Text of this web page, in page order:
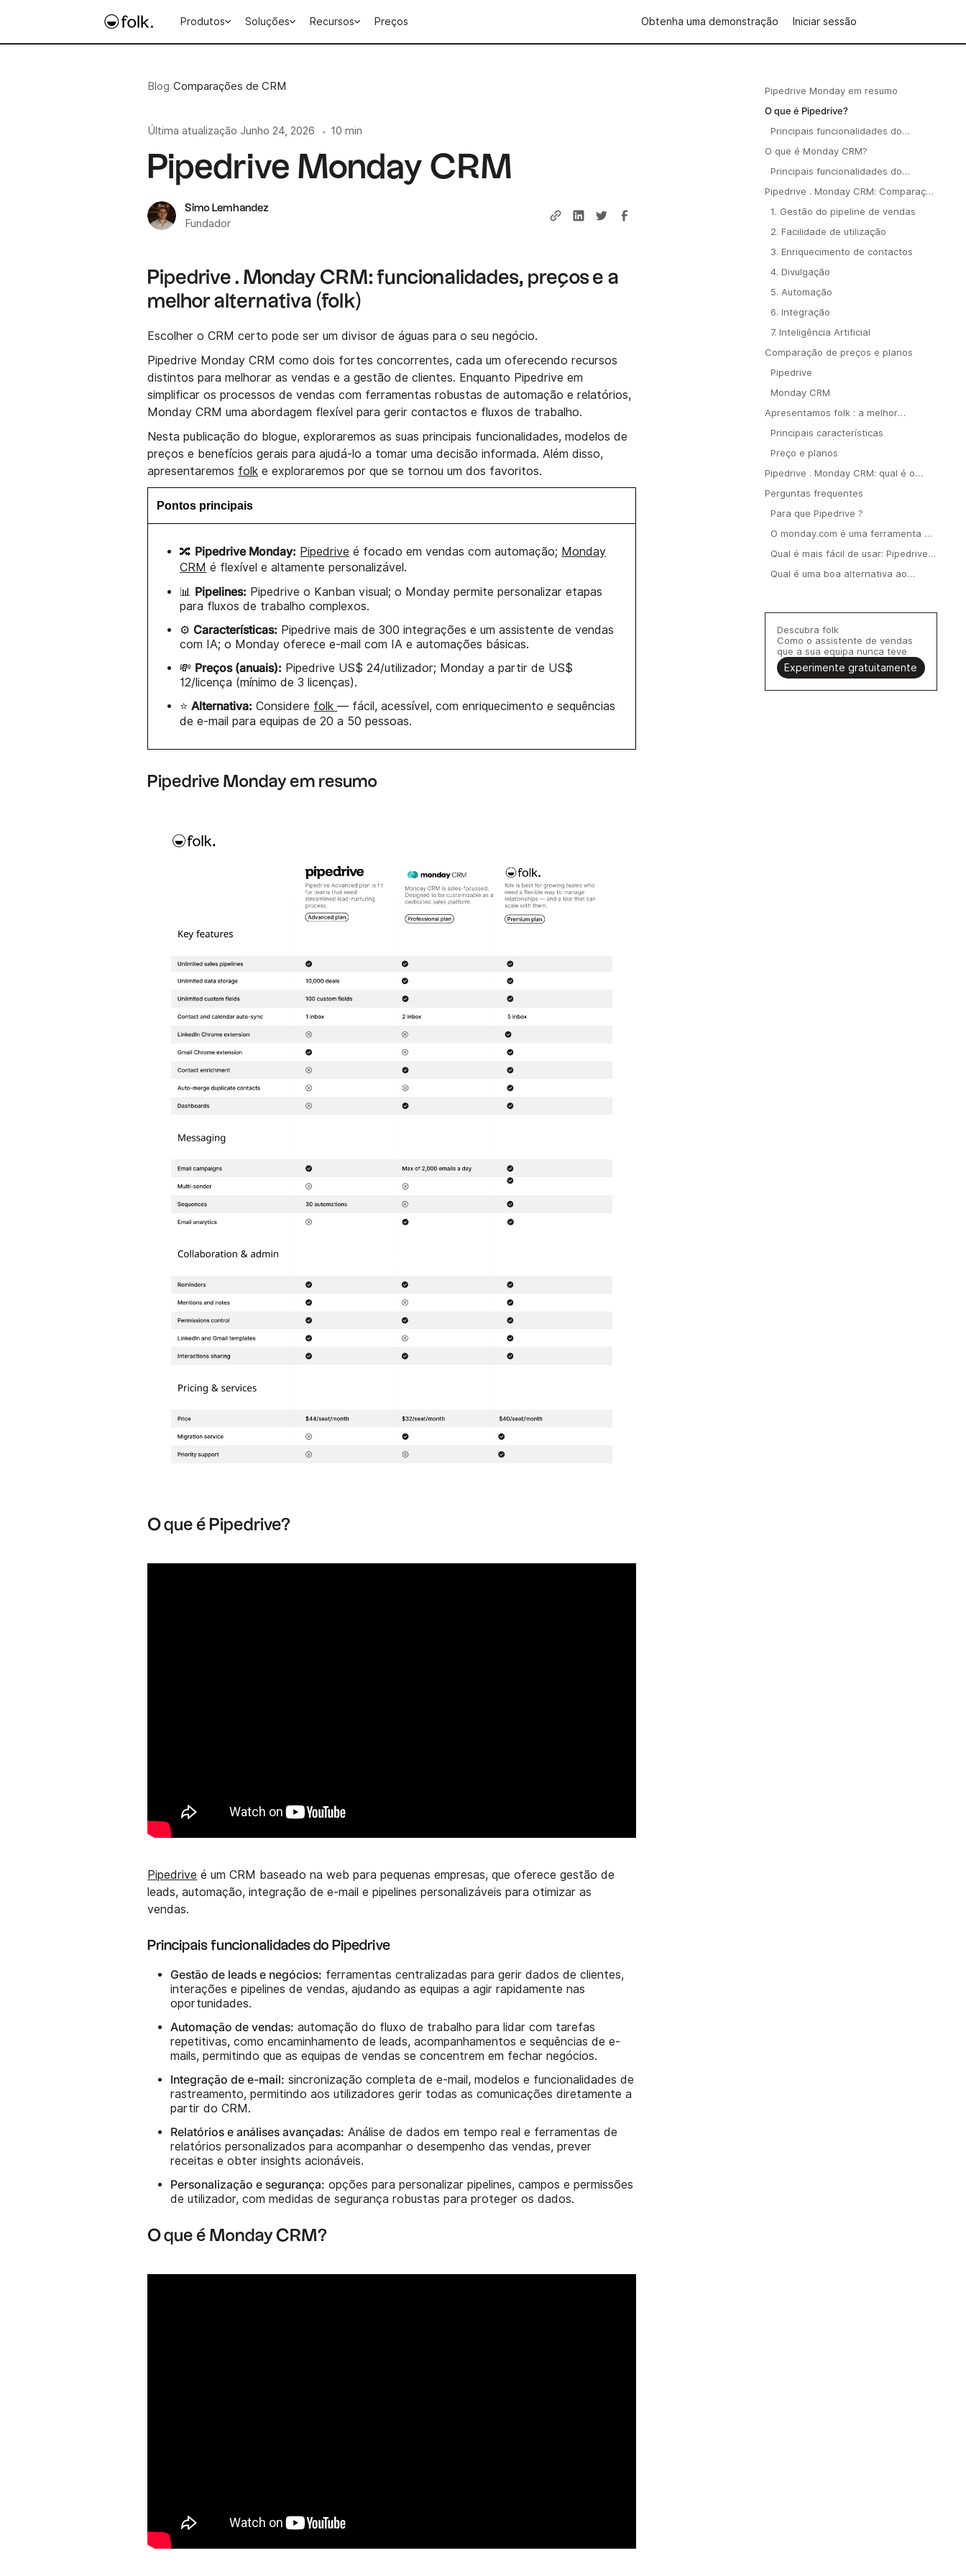
Produtos Soluções Recursos Preços Obtenha uma demonstração Iniciar sessão
Blog/Comparações de CRM
Última atualização Junho 24, 2026 • 10 min
Pipedrive Monday CRM
Simo Lemhandez
Fundador
Pipedrive . Monday CRM: funcionalidades, preços e a
melhor alternativa (folk)
Escolher o CRM certo pode ser um divisor de águas para o seu negócio.
Pipedrive Monday CRM como dois fortes concorrentes, cada um oferecendo recursos
distintos para melhorar as vendas e a gestão de clientes. Enquanto Pipedrive em
simplificar os processos de vendas com ferramentas robustas de automação e relatórios,
Monday CRM uma abordagem flexível para gerir contactos e fluxos de trabalho.
Nesta publicação do blogue, exploraremos as suas principais funcionalidades, modelos de
preços e benefícios gerais para ajudá-lo a tomar uma decisão informada. Além disso,
apresentaremos folk e exploraremos por que se tornou um dos favoritos.
Pontos principais
🔀 Pipedrive Monday: Pipedrive é focado em vendas com automação; Monday
CRM é flexível e altamente personalizável.
📊 Pipelines: Pipedrive o Kanban visual; o Monday permite personalizar etapas
para fluxos de trabalho complexos.
⚙️Características: Pipedrive mais de 300 integrações e um assistente de vendas
com IA; o Monday oferece e-mail com IA e automações básicas.
💸 Preços (anuais): Pipedrive US$ 24/utilizador; Monday a partir de US$
12/licença (mínimo de 3 licenças).
⭐Alternativa: Considere folk— fácil, acessível, com enriquecimento e sequências
de e-mail para equipas de 20 a 50 pessoas.
Pipedrive Monday em resumo
O que é Pipedrive?
Pipedrive é um CRM baseado na web para pequenas empresas, que oferece gestão de
leads, automação, integração de e-mail e pipelines personalizáveis para otimizar as
vendas.
Principais funcionalidades do Pipedrive
Gestão de leads e negócios: ferramentas centralizadas para gerir dados de clientes,
interações e pipelines de vendas, ajudando as equipas a agir rapidamente nas
oportunidades.
Automação de vendas: automação do fluxo de trabalho para lidar com tarefas
repetitivas, como encaminhamento de leads, acompanhamentos e sequências de e-
mails, permitindo que as equipas de vendas se concentrem em fechar negócios.
Integração de e-mail: sincronização completa de e-mail, modelos e funcionalidades de
rastreamento, permitindo aos utilizadores gerir todas as comunicações diretamente a
partir do CRM.
Relatórios e análises avançadas: Análise de dados em tempo real e ferramentas de
relatórios personalizados para acompanhar o desempenho das vendas, prever
receitas e obter insights acionáveis.
Personalização e segurança: opções para personalizar pipelines, campos e permissões
de utilizador, com medidas de segurança robustas para proteger os dados.
O que é Monday CRM?
Pipedrive Monday em resumo
O que é Pipedrive?
Principais funcionalidades do
Pipedrive
O que é Monday CRM?
Principais funcionalidades do
Pipedrive . Monday CRM: Comparação
1. Gestão do pipeline de vendas
2. Facilidade de utilização
3. Enriquecimento de contactos
4. Divulgação
5. Automação
6. Integração
7. Inteligência Artificial
Comparação de preços e planos
Pipedrive
Monday CRM
Apresentamos folk : a melhor
alternativa ao Pipedrive ao Monday
Principais características
Preço e planos
Pipedrive . Monday CRM: qual é o
Perguntas frequentes
Para que Pipedrive ?
O monday.com é uma ferramenta de
CRM ou de gestão de projetos?
Qual é mais fácil de usar: Pipedrive
Monday CRM?
Qual é uma boa alternativa ao
Descubra folk
Como o assistente de vendas
que a sua equipa nunca teve
Experimente gratuitamente